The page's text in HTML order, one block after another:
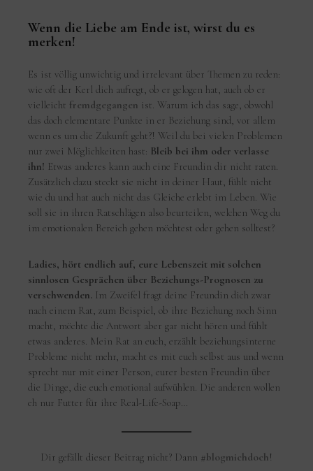
Wenn die Liebe am Ende ist, wirst du es
merken!
Es ist völlig unwichtig und irrelevant über Themen zu reden:
wie oft der Kerl dich aufregt, ob er gelogen hat, auch ob er
vielleicht fremdgegangen ist. Warum ich das sage, obwohl
das doch elementare Punkte in er Beziehung sind, vor allem
wenn es um die Zukunft geht?! Weil du bei vielen Problemen
nur zwei Möglichkeiten hast: Bleib bei ihm oder verlasse
ihn! Etwas anderes kann auch eine Freundin dir nicht raten.
Zusätzlich dazu steckt sie nicht in deiner Haut, fühlt nicht
wie du und hat auch nicht das Gleiche erlebt im Leben. Wie
soll sie in ihren Ratschlägen also beurteilen, welchen Weg du
im emotionalen Bereich gehen möchtest oder gehen solltest?
Ladies, hört endlich auf, eure Lebenszeit mit solchen
sinnlosen Gesprächen über Beziehungs-Prognosen zu
verschwenden. Im Zweifel fragt deine Freundin dich zwar
nach einem Rat, zum Beispiel, ob ihre Beziehung noch Sinn
macht, möchte die Antwort aber gar nicht hören und fühlt
etwas anderes. Mein Rat an euch, erzählt beziehungsinterne
Probleme nicht mehr, macht es mit euch selbst aus und wenn
sprecht nur mit einer Person, eurer besten Freundin über
die Dinge, die euch emotional aufwühlen. Die anderen wollen
eh nur Futter für ihre Real-Life-Soap…
Dir gefällt dieser Beitrag nicht? Dann #blogmichdoch!